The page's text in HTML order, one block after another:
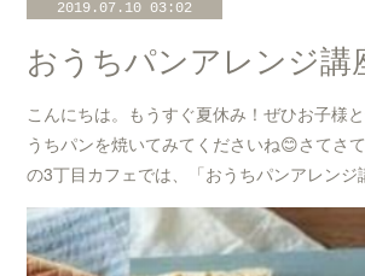
2019.07.10 03:02
こんにちは。もうすぐ夏休み！ぜひお子様
うちパンを焼いてみてくださいね😊さてさ
の3丁目カフェでは、「おうちパンアレン